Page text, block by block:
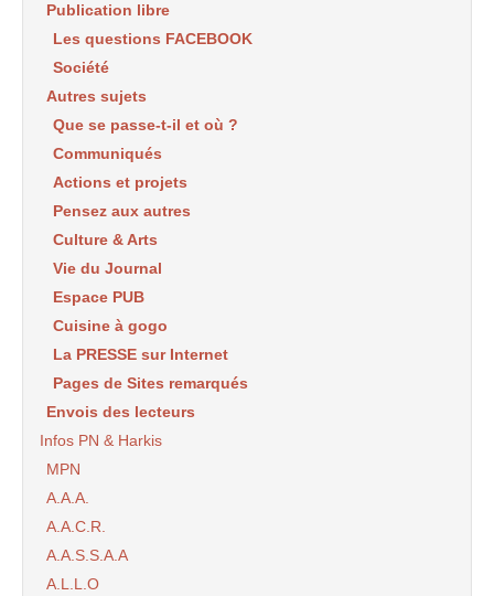
Publication libre
Les questions FACEBOOK
Société
Autres sujets
Que se passe-t-il et où ?
Communiqués
Actions et projets
Pensez aux autres
Culture & Arts
Vie du Journal
Espace PUB
Cuisine à gogo
La PRESSE sur Internet
Pages de Sites remarqués
Envois des lecteurs
Infos PN & Harkis
MPN
A.A.A.
A.A.C.R.
A.A.S.S.A.A
A.L.L.O